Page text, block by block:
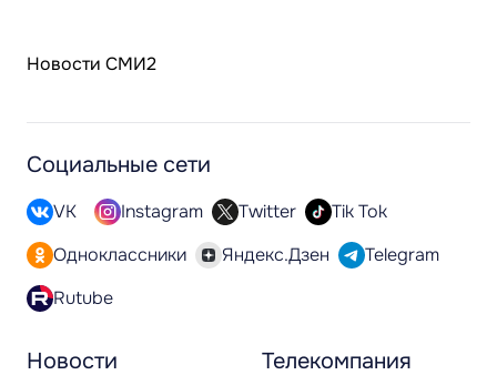
Новости СМИ2
Новости Телекомпания
Социальные сети
VK Instagram Twitter
Tik Tok
Одноклассники
Яндекс.Дзен
Telegram
Rutube